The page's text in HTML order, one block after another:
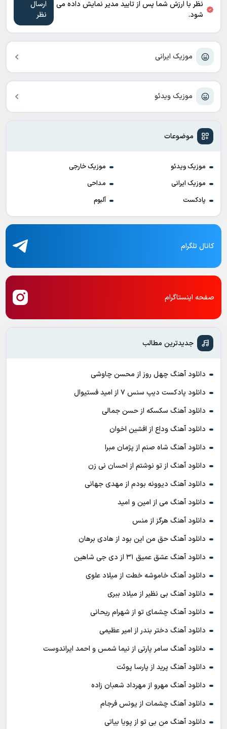
موزیک ایرانی
موزیک ویدئو
موضوعات
موزیک ویدئو
موزیک خارجی
موزیک ایرانی
مداحی
پادکست
آلبوم
نظر با ارزش شما پس از تایید مدیر نمایش داده می
شود.
کانال تلگرام
صفحه اینستاگرام
جدیدترین مطالب
دانلود آهنگ چهل روز از محسن چاوشی
دانلود پادکست ديپ سنس ۷ از اميد فستيوال
دانلود آهنگ سکسکه از حسن جمالی
دانلود آهنگ وداع از افشين اخوان
دانلود آهنگ شاه صنم از پژمان مبرا
دانلود آهنگ از تو نوشتم از احسان نی زن
دانلود آهنگ دیوونه بودم از مهدی جهانی
دانلود آهنگ می از امین و امید
دانلود آهنگ هرگز از منس
دانلود آهنگ حق من این بود از هادی برهان
دانلود آهنگ عشق عمیق ۳۱ از دی جی شاهین
دانلود آهنگ خاموشه خطت از میلاد علوی
دانلود آهنگ بی نظیر از میلاد ببری
دانلود آهنگ چشمای تو از شهرام ریحانی
دانلود آهنگ دختر بندر از امیر عظیمی
دانلود آهنگ سامر پارتی از نیما شمس و احمد ایراندوست
دانلود آهنگ پرید از پارسا پوئت
دانلود آهنگ مهرو از مهرداد شعبان زاده
دانلود آهنگ چشمات از یونس فرجام
دانلود آهنگ من بی تو از پویا بیاتی